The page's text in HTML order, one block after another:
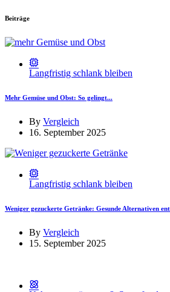
Beiträge
Langfristig schlank bleiben
Mehr Gemüse und Obst: So gelingt...
By Vergleich
16. September 2025
Langfristig schlank bleiben
Weniger gezuckerte Getränke: Gesunde Alternativen
By Vergleich
15. September 2025